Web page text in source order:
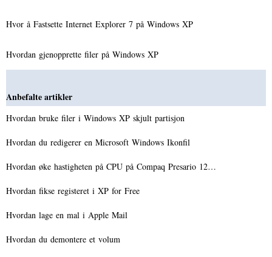
Hvor å Fastsette Internet Explorer 7 på Windows XP
Hvordan gjenopprette filer på Windows XP
Anbefalte artikler
Hvordan bruke filer i Windows XP skjult partisjon
Hvordan du redigerer en Microsoft Windows Ikonfil
Hvordan øke hastigheten på CPU på Compaq Presario 12…
Hvordan fikse registeret i XP for Free
Hvordan lage en mal i Apple Mail
Hvordan du demontere et volum